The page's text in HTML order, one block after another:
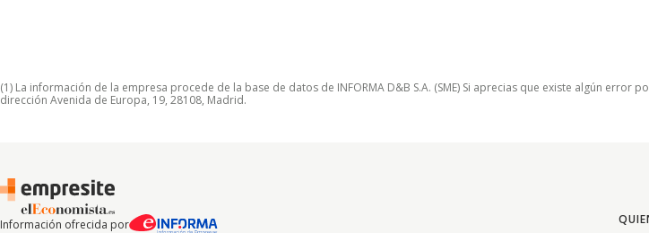
(1) La información de la empresa procede de la base de datos de INFORMA D&B S.A. (SME) Si aprecias que existe algún
dirección Avenida de Europa, 19, 28108, Madrid.
Información ofrecida por